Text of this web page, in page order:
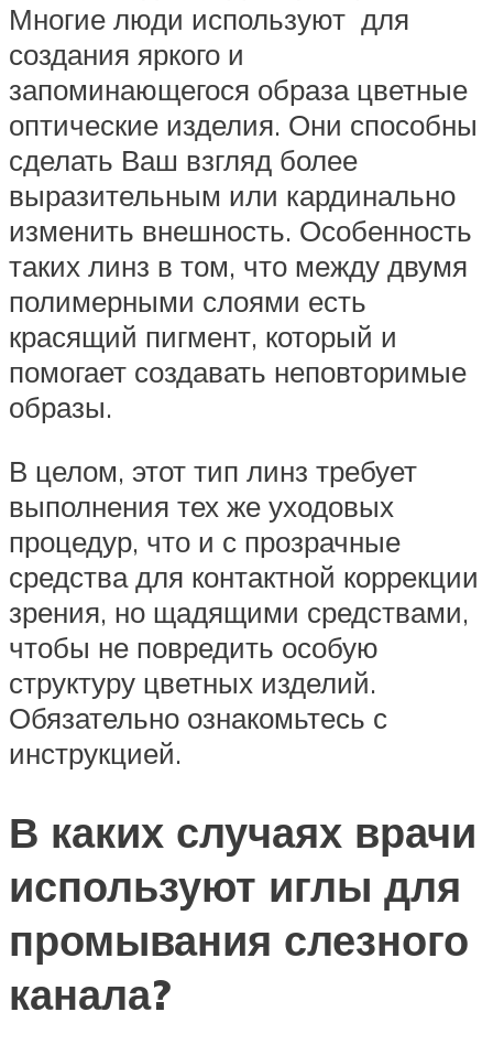
Многие люди используют для
создания яркого и
запоминающегося образа цветные
оптические изделия. Они способны
сделать Ваш взгляд более
выразительным или кардинально
изменить внешность. Особенность
таких линз в том, что между двумя
полимерными слоями есть
красящий пигмент, который и
помогает создавать неповторимые
образы.
В целом, этот тип линз требует
выполнения тех же уходовых
процедур, что и с прозрачные
средства для контактной коррекции
зрения, но щадящими средствами,
чтобы не повредить особую
структуру цветных изделий.
Обязательно ознакомьтесь с
инструкцией.
В каких случаях врачи
используют иглы для
промывания слезного
канала?